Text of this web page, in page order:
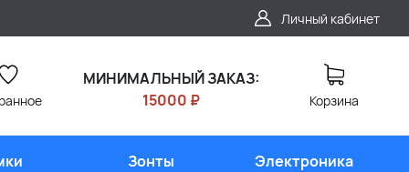
Личный кабинет
МИНИМАЛЬНЫЙ ЗАКАЗ:
15000 ₽
Корзина
Зонты Электроника